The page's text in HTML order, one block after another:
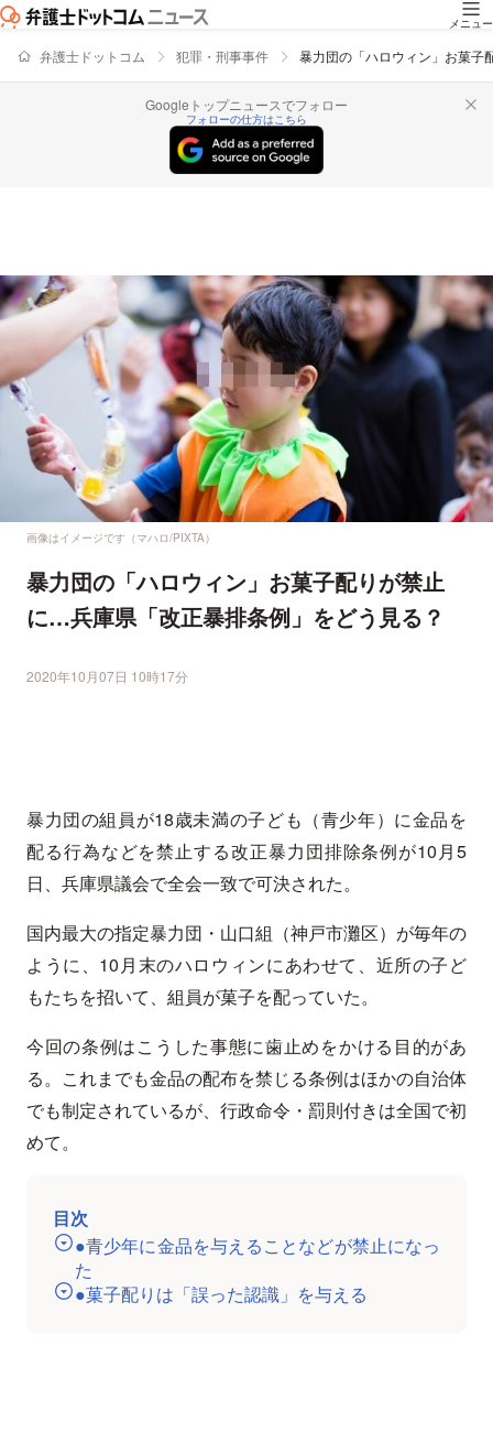
メニュー
弁護士ドットコム 犯罪・刑事事件 暴力団の「ハロウィン」お菓
Googleトップニュースでフォロー
フォローの仕方はこちら
画像はイメージです（マハロ/PIXTA）
暴力団の「ハロウィン」お菓子配りが禁止
に…兵庫県「改正暴排条例」をどう見る？
2020年10月07日 10時17分
暴力団の組員が18歳未満の子ども（青少年）に金品を
配る行為などを禁止する改正暴力団排除条例が10月5
日、兵庫県議会で全会一致で可決された。
国内最大の指定暴力団・山口組（神戸市灘区）が毎年の
ように、10月末のハロウィンにあわせて、近所の子ど
もたちを招いて、組員が菓子を配っていた。
今回の条例はこうした事態に歯止めをかける目的があ
る。これまでも金品の配布を禁じる条例はほかの自治体
でも制定されているが、行政命令・罰則付きは全国で初
めて。
目次
●青少年に金品を与えることなどが禁止になっ
た
●菓子配りは「誤った認識」を与える